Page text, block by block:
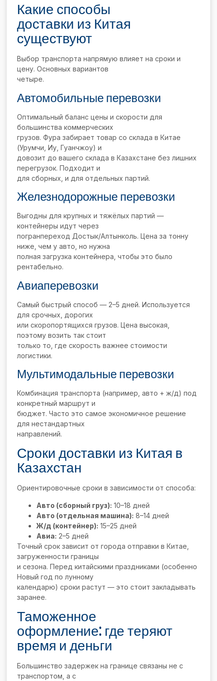
Какие способы
доставки из Китая
существуют
Выбор транспорта напрямую влияет на сроки и
цену. Основных вариантов
четыре.
Автомобильные перевозки
Оптимальный баланс цены и скорости для
большинства коммерческих
грузов. Фура забирает товар со склада в Китае
(Урумчи, Иу, Гуанчжоу) и
довозит до вашего склада в Казахстане без лишних
перегрузок. Подходит и
для сборных, и для отдельных партий.
Железнодорожные перевозки
Выгодны для крупных и тяжёлых партий —
контейнеры идут через
погранпереход Достык/Алтынколь. Цена за тонну
ниже, чем у авто, но нужна
полная загрузка контейнера, чтобы это было
рентабельно.
Авиаперевозки
Самый быстрый способ — 2–5 дней. Используется
для срочных, дорогих
или скоропортящихся грузов. Цена высокая,
поэтому возить так стоит
только то, где скорость важнее стоимости
логистики.
Мультимодальные перевозки
Комбинация транспорта (например, авто + ж/д) под
конкретный маршрут и
бюджет. Часто это самое экономичное решение
для нестандартных
направлений.
Сроки доставки из Китая в
Казахстан
Ориентировочные сроки в зависимости от способа:
Авто (сборный груз): 10–18 дней
Авто (отдельная машина): 8–14 дней
Ж/д (контейнер): 15–25 дней
Авиа: 2–5 дней
Точный срок зависит от города отправки в Китае,
загруженности границы
и сезона. Перед китайскими праздниками (особенно
Новый год по лунному
календарю) сроки растут — это стоит закладывать
заранее.
Таможенное
оформление: где теряют
время и деньги
Большинство задержек на границе связаны не с
транспортом, а с